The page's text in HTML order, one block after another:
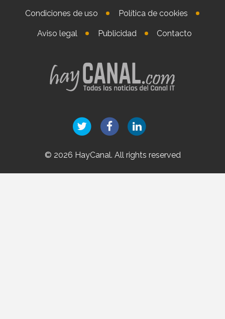
Condiciones de uso Política de cookies
Aviso legal Publicidad Contacto
© 2026 HayCanal. All rights reserved